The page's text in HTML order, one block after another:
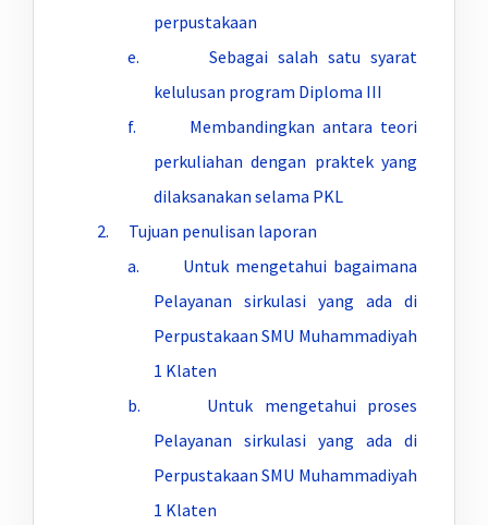
perpustakaan
e. Sebagai salah satu syarat
kelulusan program Diploma III
f. Membandingkan antara teori
perkuliahan dengan praktek yang
dilaksanakan selama PKL
2. Tujuan penulisan laporan
a. Untuk mengetahui bagaimana
Pelayanan sirkulasi yang ada di
Perpustakaan SMU Muhammadiyah
1 Klaten
b. Untuk mengetahui proses
Pelayanan sirkulasi yang ada di
Perpustakaan SMU Muhammadiyah
1 Klaten